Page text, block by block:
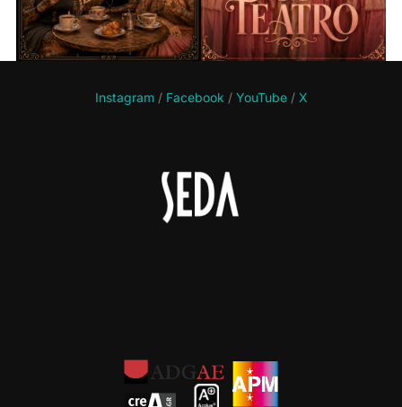
Instagram/ Facebook / YouTube/X